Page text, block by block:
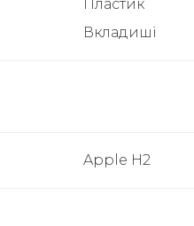
Пластик
Вкладиші
Apple H2